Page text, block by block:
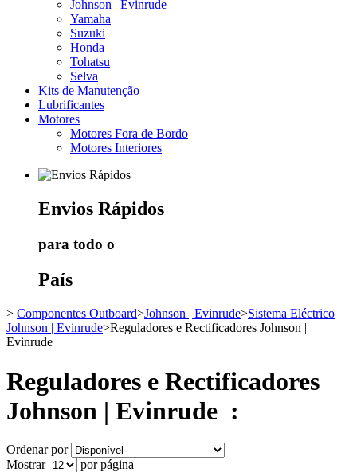
Johnson | Evinrude
Yamaha
Suzuki
Honda
Tohatsu
Selva
Kits de Manutenção
Lubrificantes
Motores
Motores Fora de Bordo
Motores Interiores
Envios Rápidos
para todo o
País
> Componentes Outboard>Johnson | Evinrude>Sistema Eléctrico
Johnson | Evinrude>Reguladores e Rectificadores Johnson |
Evinrude
Reguladores e Rectificadores
Johnson | Evinrude :
Ordenar por
Mostrar
por página